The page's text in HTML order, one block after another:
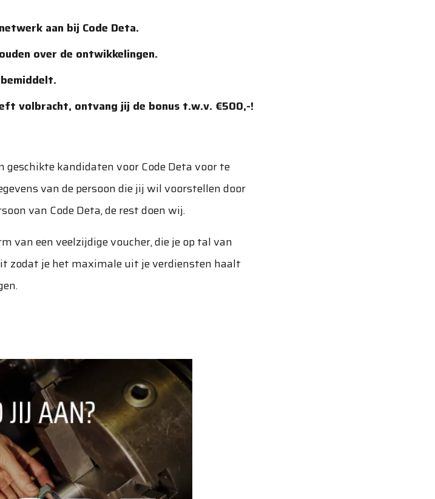
aan bij Code Deta.
over de ontwikkelingen.
volbracht, ontvang jij de bonus t.w.v. €500,-!
geschikte kandidaten voor Code Deta voor te
van de persoon die jij wil voorstellen door
van Code Deta, de rest doen wij.
van een veelzijdige voucher, die je op tal van
zodat je het maximale uit je verdiensten haalt